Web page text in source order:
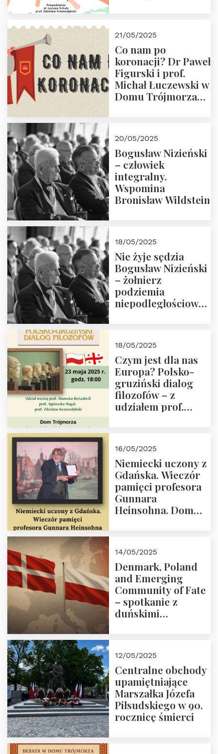
Zapraszamy do
zapisów.
21/05/2025
Co nam po
koronacji? Dr Paweł
Figurski i prof.
Michał Łuczewski w
Domu Trójmorza
20/05/2025
Bogusław Nizieński
– człowiek
integralny.
Wspomina
Bronisław Wildstein
18/05/2025
Nie żyje sędzia
Bogusław Nizieński
– żołnierz
podziemia
niepodległościowego
społeczny, członek
Kapituły Nagrody
im. Prezydenta
Lecha
Kaczyńskiego.
Wielki autorytet.
18/05/2025
Czym jest dla nas
Europa? Polsko-
gruziński dialog
filozofów – z
udziałem prof.
Dom Trójmorza 23
maja 2025 r. godz.
18:00.
16/05/2025
Niemiecki uczony z
Gdańska. Wieczór
pamięci profesora
Gunnara
Heinsohna. Dom
14/05/2025
Denmark, Poland
and Emerging
Community of Fate
– spotkanie z
duńskimi
12/05/2025
Centralne obchody
upamiętniające
Marszałka Józefa
Piłsudskiego w 90.
rocznicę śmierci